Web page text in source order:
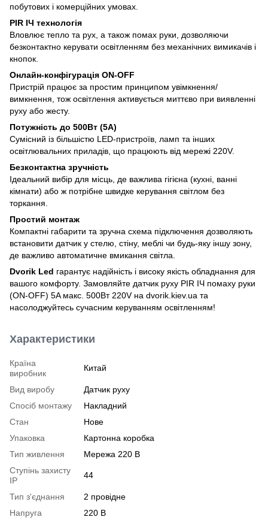
побутових і комерційних умовах.
PIR ІЧ технологія
Вловлює тепло та рух, а також помах руки, дозволяючи
безконтактно керувати освітленням без механічних вимикачів і
кнопок.
Онлайн-конфігурація ON-OFF
Пристрій працює за простим принципом увімкнення/
вимкнення, тож освітлення активується миттєво при виявленні
руху або жесту.
Потужність до 500Вт (5А)
Сумісний із більшістю LED-пристроїв, ламп та інших
освітлювальних приладів, що працюють від мережі 220V.
Безконтактна зручність
Ідеальний вибір для місць, де важлива гігієна (кухні, ванні
кімнати) або ж потрібне швидке керування світлом без
торкання.
Простий монтаж
Компактні габарити та зручна схема підключення дозволяють
встановити датчик у стелю, стіну, меблі чи будь-яку іншу зону,
де важливо автоматичне вмикання світла.
Dvorik Led гарантує надійність і високу якість обладнання для
вашого комфорту. Замовляйте датчик руху PIR ІЧ помаху руки
(ON-OFF) 5A макс. 500Вт 220V на dvorik.kiev.ua та
насолоджуйтесь сучасним керуванням освітленням!
Характеристики
Країна
виробник
Китай
Вид виробу
Датчик руху
Спосіб монтажу
Накладний
Стан
Нове
Упаковка
Картонна коробка
Тип живлення
Мережа 220 В
Ступінь захисту
IP
44
Тип з'єднання
2 провідне
Напруга
220 В